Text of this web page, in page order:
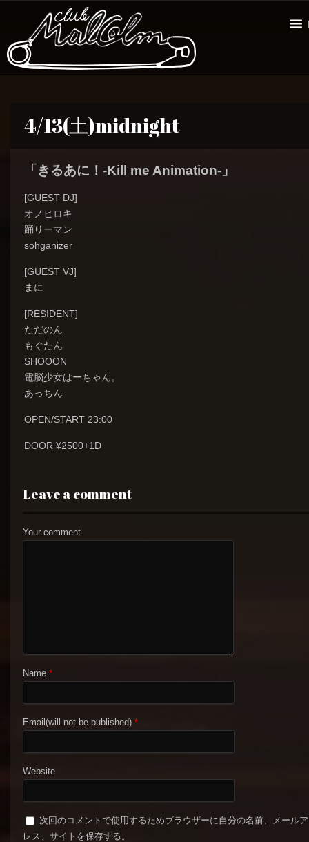
4/13(土)midnight
「きるあに！-Kill me Animation-」
[GUEST DJ]
オノヒロキ
踊りーマン
sohganizer
[GUEST VJ]
まに
[RESIDENT]
ただのん
もぐたん
SHOOON
電脳少女はーちゃん。
あっちん
OPEN/START 23:00
DOOR ¥2500+1D
Leave a comment
Your comment
Name *
Email(will not be published) *
Website
次回のコメントで使用するためブラウザーに自分の名前、メール
レス、サイトを保存する。